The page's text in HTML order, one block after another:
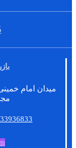
میدان امام